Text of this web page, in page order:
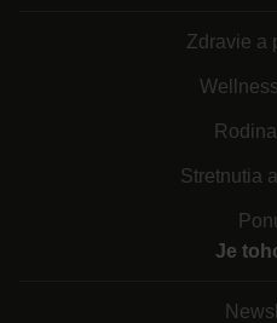
Zdravie a
Stretnutia
Je